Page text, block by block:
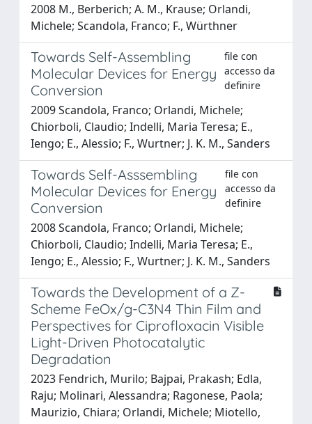
2008 M., Berberich; A. M., Krause; Orlandi,
Michele; Scandola, Franco; F., Würthner
Towards Self-Assembling
Molecular Devices for Energy
Conversion
file con
accesso da
definire
2009 Scandola, Franco; Orlandi, Michele;
Chiorboli, Claudio; Indelli, Maria Teresa; E.,
Iengo; E., Alessio; F., Wurtner; J. K. M., Sanders
Towards Self-Asssembling
Molecular Devices for Energy
Conversion
file con
accesso da
definire
2008 Scandola, Franco; Orlandi, Michele;
Chiorboli, Claudio; Indelli, Maria Teresa; E.,
Iengo; E., Alessio; F., Wurtner; J. K. M., Sanders
Towards the Development of a Z-
Scheme FeOx/g-C3N4 Thin Film and
Perspectives for Ciprofloxacin Visible
Light-Driven Photocatalytic
Degradation
2023 Fendrich, Murilo; Bajpai, Prakash; Edla,
Raju; Molinari, Alessandra; Ragonese, Paola;
Maurizio, Chiara; Orlandi, Michele; Miotello,